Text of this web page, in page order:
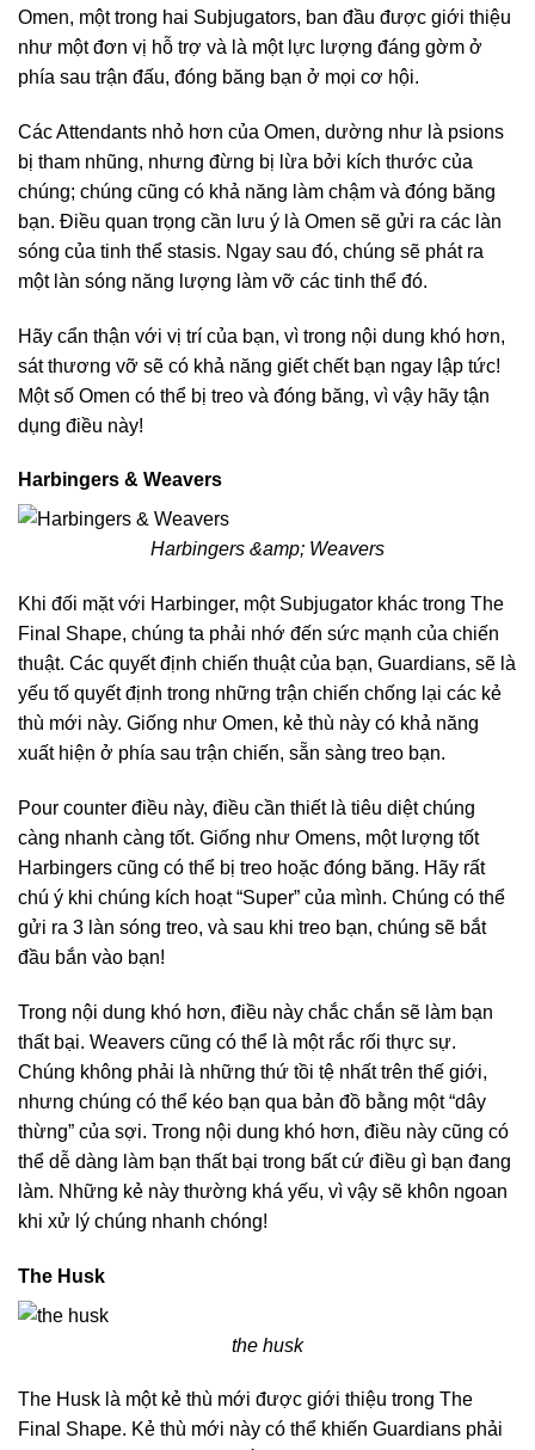
Omen, một trong hai Subjugators, ban đầu được giới thiệu
như một đơn vị hỗ trợ và là một lực lượng đáng gờm ở
phía sau trận đấu, đóng băng bạn ở mọi cơ hội.
Các Attendants nhỏ hơn của Omen, dường như là psions
bị tham nhũng, nhưng đừng bị lừa bởi kích thước của
chúng; chúng cũng có khả năng làm chậm và đóng băng
bạn. Điều quan trọng cần lưu ý là Omen sẽ gửi ra các làn
sóng của tinh thể stasis. Ngay sau đó, chúng sẽ phát ra
một làn sóng năng lượng làm vỡ các tinh thể đó.
Hãy cẩn thận với vị trí của bạn, vì trong nội dung khó hơn,
sát thương vỡ sẽ có khả năng giết chết bạn ngay lập tức!
Một số Omen có thể bị treo và đóng băng, vì vậy hãy tận
dụng điều này!
Harbingers & Weavers
Harbingers &amp; Weavers
Khi đối mặt với Harbinger, một Subjugator khác trong The
Final Shape, chúng ta phải nhớ đến sức mạnh của chiến
thuật. Các quyết định chiến thuật của bạn, Guardians, sẽ là
yếu tố quyết định trong những trận chiến chống lại các kẻ
thù mới này. Giống như Omen, kẻ thù này có khả năng
xuất hiện ở phía sau trận chiến, sẵn sàng treo bạn.
Pour counter điều này, điều cần thiết là tiêu diệt chúng
càng nhanh càng tốt. Giống như Omens, một lượng tốt
Harbingers cũng có thể bị treo hoặc đóng băng. Hãy rất
chú ý khi chúng kích hoạt “Super” của mình. Chúng có thể
gửi ra 3 làn sóng treo, và sau khi treo bạn, chúng sẽ bắt
đầu bắn vào bạn!
Trong nội dung khó hơn, điều này chắc chắn sẽ làm bạn
thất bại. Weavers cũng có thể là một rắc rối thực sự.
Chúng không phải là những thứ tồi tệ nhất trên thế giới,
nhưng chúng có thể kéo bạn qua bản đồ bằng một “dây
thừng” của sợi. Trong nội dung khó hơn, điều này cũng có
thể dễ dàng làm bạn thất bại trong bất cứ điều gì bạn đang
làm. Những kẻ này thường khá yếu, vì vậy sẽ khôn ngoan
khi xử lý chúng nhanh chóng!
The Husk
the husk
The Husk là một kẻ thù mới được giới thiệu trong The
Final Shape. Kẻ thù mới này có thể khiến Guardians phải